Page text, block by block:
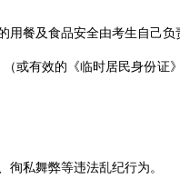
用餐及食品安全由考生自己负
或有效的《临时居民身份
私舞弊等违法乱纪行为。